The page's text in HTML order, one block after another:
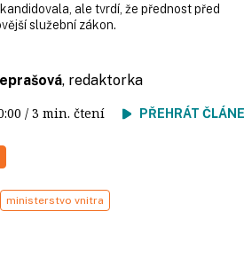
ale tvrdí, že přednost před
služební zákon.
, redaktorka
/ 3 min. čtení PŘEHRÁT
ministerstvo vnitra